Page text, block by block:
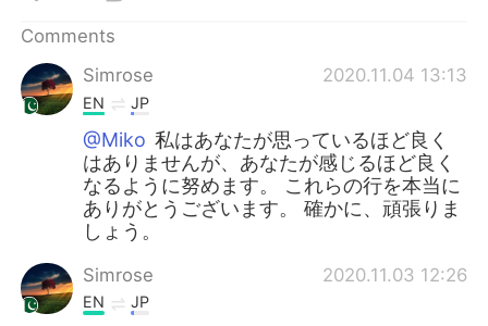
日本語
Русский
Indonesia Italiano
Türkçe Tiếng Việt
Português
Comments
Simrose
2020.11.04 13:13
EN JP
@Miko 私はあなたが思っているほど良く
はありませんが、あなたが感じるほど良く
なるように努めます。 これらの行を本当に
ありがとうございます。 確かに、頑張りま
しょう。
Simrose 2020.11.03 12:26
EN JP